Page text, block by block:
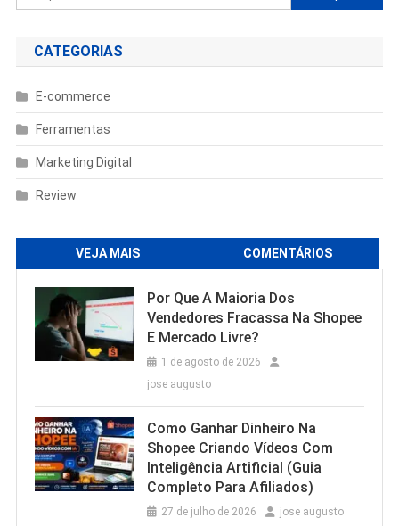
por:
CATEGORIAS
E-commerce
Ferramentas
Marketing Digital
Review
VEJA MAIS COMENTÁRIOS
Por Que A Maioria Dos
Vendedores Fracassa Na Shopee
E Mercado Livre?
1 de agosto de 2026
jose augusto
Como Ganhar Dinheiro Na
Shopee Criando Vídeos Com
Inteligência Artificial (Guia
Completo Para Afiliados)
27 de julho de 2026 jose augusto